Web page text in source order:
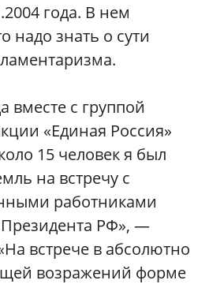
года. В нем
надо знать о сути
вместе с группой
«Единая Россия»
15 человек я был
на встречу с
работниками
РФ», —
встрече в абсолютно
возражений форме